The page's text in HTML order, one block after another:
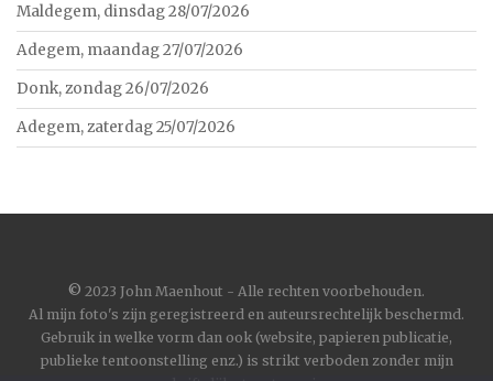
Maldegem, dinsdag 28/07/2026
Adegem, maandag 27/07/2026
Donk, zondag 26/07/2026
Adegem, zaterdag 25/07/2026
© 2023 John Maenhout - Alle rechten voorbehouden.
Al mijn foto's zijn geregistreerd en auteursrechtelijk beschermd.
Gebruik in welke vorm dan ook (website, papieren publicatie,
publieke tentoonstelling enz.) is strikt verboden zonder mijn